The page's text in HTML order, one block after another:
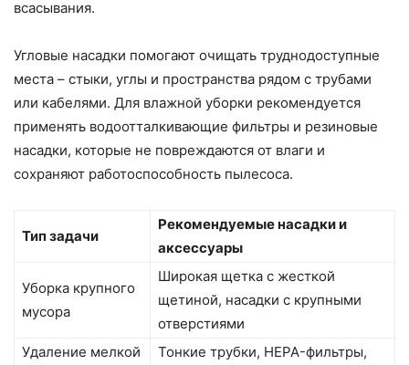
всасывания.
Угловые насадки помогают очищать труднодоступные
места – стыки, углы и пространства рядом с трубами
или кабелями. Для влажной уборки рекомендуется
применять водоотталкивающие фильтры и резиновые
насадки, которые не повреждаются от влаги и
сохраняют работоспособность пылесоса.
Тип задачи
Рекомендуемые насадки и
аксессуары
Уборка крупного
мусора
Широкая щетка с жесткой
щетиной, насадки с крупными
отверстиями
Удаление мелкой
Тонкие трубки, HEPA-фильтры,